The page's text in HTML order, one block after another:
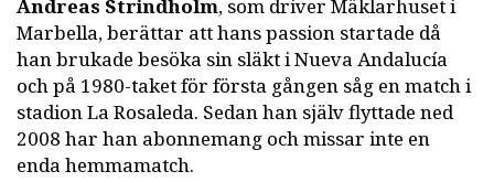
Andreas Strindholm, som driver Mäklarhuset i
Marbella, berättar att hans passion startade då
han brukade besöka sin släkt i Nueva Andalucía
och på 1980-taket för första gången såg en match i
stadion La Rosaleda. Sedan han själv flyttade ned
2008 har han abonnemang och missar inte en
enda hemmamatch.